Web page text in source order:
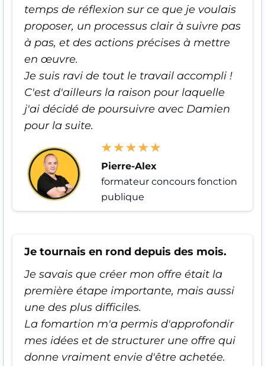
temps de réflexion sur ce que je voulais
proposer, un processus clair à suivre pas
à pas, et des actions précises à mettre
en œuvre.
Je suis ravi de tout le travail accompli !
C'est d'ailleurs la raison pour laquelle
j'ai décidé de poursuivre avec Damien
pour la suite.
Pierre-Alex
formateur concours fonction
publique
Je tournais en rond depuis des mois.
Je savais que créer mon offre était la
première étape importante, mais aussi
une des plus difficiles.
La fomartion m'a permis d'approfondir
mes idées et de structurer une offre qui
donne vraiment envie d'être achetée.